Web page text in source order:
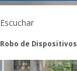
Escuchar
Robo de Dispositivos